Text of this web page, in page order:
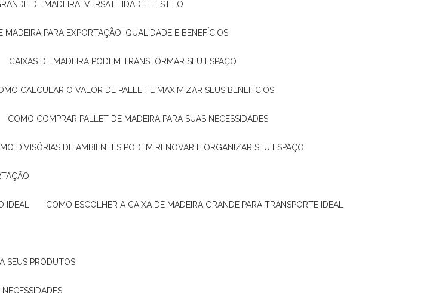
DE MADEIRA: VERSATILIDADE E ESTILO
MADEIRA PARA EXPORTAÇÃO: QUALIDADE E BENEFÍCIOS
CAIXAS DE MADEIRA PODEM TRANSFORMAR SEU ESPAÇO
CALCULAR O VALOR DE PALLET E MAXIMIZAR SEUS BENEFÍCIOS
COMO COMPRAR PALLET DE MADEIRA PARA SUAS NECESSIDADES
DIVISÓRIAS DE AMBIENTES PODEM RENOVAR E ORGANIZAR SEU ESPAÇO
IDEAL COMO ESCOLHER A CAIXA DE MADEIRA GRANDE PARA TRANSPORTE IDEAL
SEUS PRODUTOS